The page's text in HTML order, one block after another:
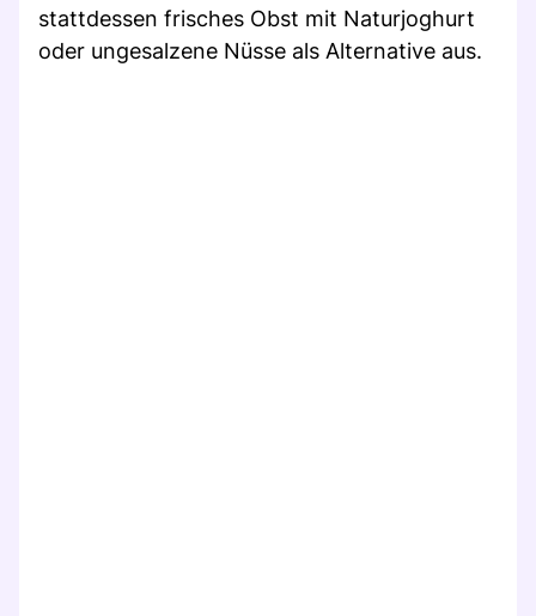
stattdessen frisches Obst mit Naturjoghurt
oder ungesalzene Nüsse als Alternative aus.